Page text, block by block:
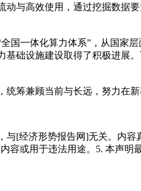
与高效使用，通过挖掘数据
国一体化算力体系”，从国家
础设施建设取得了积极进展
筹兼顾当前与长远，努力在
[经济形势报告网]无关。内
或用于违法用途。5. 本声明